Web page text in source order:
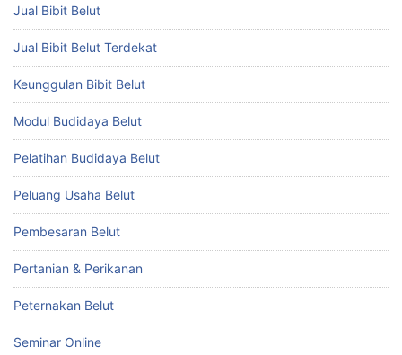
Jual Bibit Belut
Jual Bibit Belut Terdekat
Keunggulan Bibit Belut
Modul Budidaya Belut
Pelatihan Budidaya Belut
Peluang Usaha Belut
Pembesaran Belut
Pertanian & Perikanan
Peternakan Belut
Seminar Online